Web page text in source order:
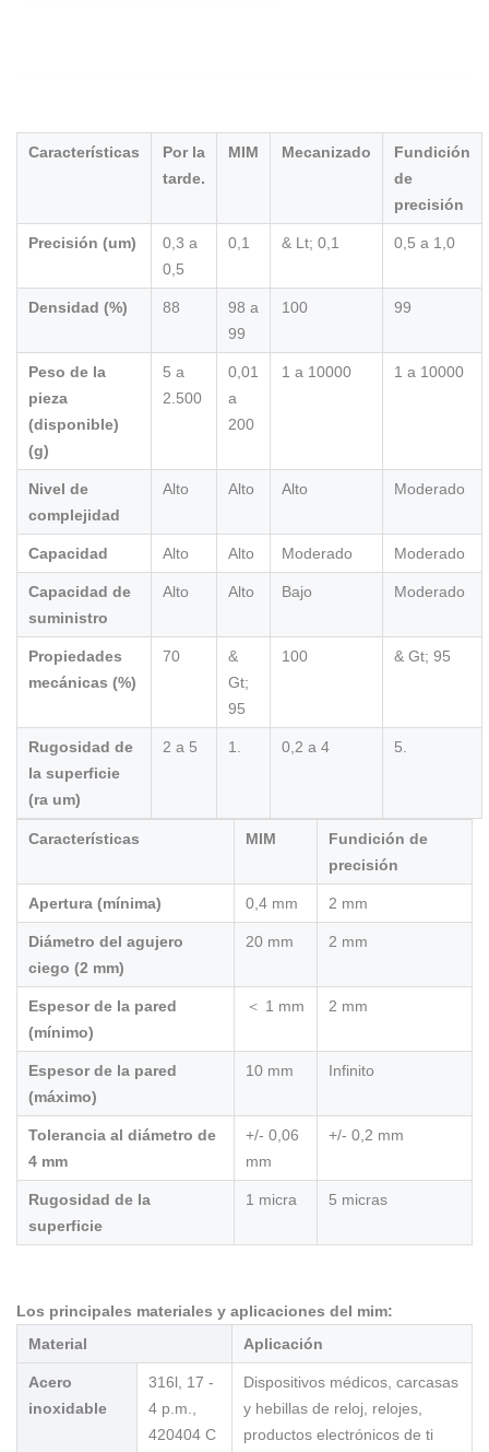
Características
Por la
tarde.
MIM Mecanizado
Fundición
de
precisión
Precisión (um)
0,3 a
0,5
0,1 & Lt; 0,1 0,5 a 1,0
Densidad (%) 88
98 a
99
100 99
Peso de la
pieza
(disponible)
(g)
5 a
2.500
0,01
a
200
1 a 10000 1 a 10000
Nivel de
complejidad
Alto Alto Alto Moderado
Capacidad Alto Alto Moderado Moderado
Capacidad de
suministro
Alto Alto Bajo Moderado
Propiedades
mecánicas (%)
70
&
Gt;
95
100 & Gt; 95
Rugosidad de
la superficie
(ra um)
2 a 5 1. 0,2 a 4 5.
Características MIM
Fundición de
precisión
Apertura (mínima) 0,4 mm 2 mm
Diámetro del agujero
ciego (2 mm)
20 mm 2 mm
Espesor de la pared
(mínimo)
＜ 1 mm 2 mm
Espesor de la pared
(máximo)
10 mm Infinito
Tolerancia al diámetro de
4 mm
+/- 0,06
mm
+/- 0,2 mm
Rugosidad de la
superficie
1 micra 5 micras
Los principales materiales y aplicaciones del mim:
Material
Aplicación
Acero
inoxidable
316l, 17 -
4 p.m.,
420404 C
Dispositivos médicos, carcasas
y hebillas de reloj, relojes,
productos electrónicos de ti